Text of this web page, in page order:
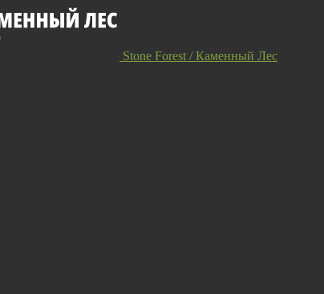
Stone Forest / Каменный Лес